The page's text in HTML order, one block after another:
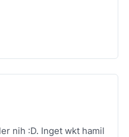
nih :D. Inget wkt hamil